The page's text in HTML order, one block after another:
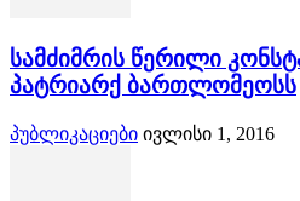
სამძიმრის წერილი
პატრიარქ ბართლომეოსს
პუბლიკაციები ივლისი 1, 2016